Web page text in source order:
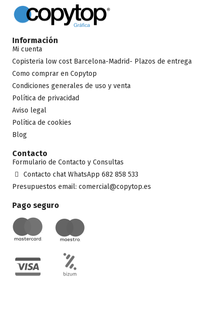
Información
Mi cuenta
Copisteria low cost Barcelona-Madrid- Plazos de entrega
Como comprar en Copytop
Condiciones generales de uso y venta
Política de privacidad
Aviso legal
Política de cookies
Blog
Contacto
Formulario de Contacto y Consultas
Contacto chat WhatsApp 682 858 533
Presupuestos email: comercial@copytop.es
Pago seguro